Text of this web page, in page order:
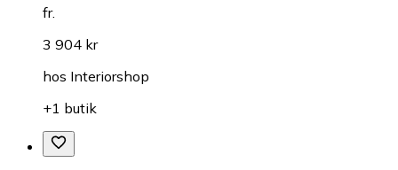
fr.
3 904 kr
hos Interiorshop
+1 butik